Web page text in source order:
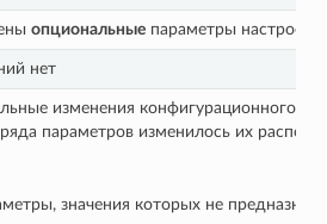
опциональныепараметры настроек
нет
изменения конфигурационного
параметров изменилось их
значения которых не